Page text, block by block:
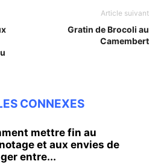
Article suivant
Gratin de Brocoli au
Camembert
CONNEXES
mettre fin au
et aux envies de
entre...